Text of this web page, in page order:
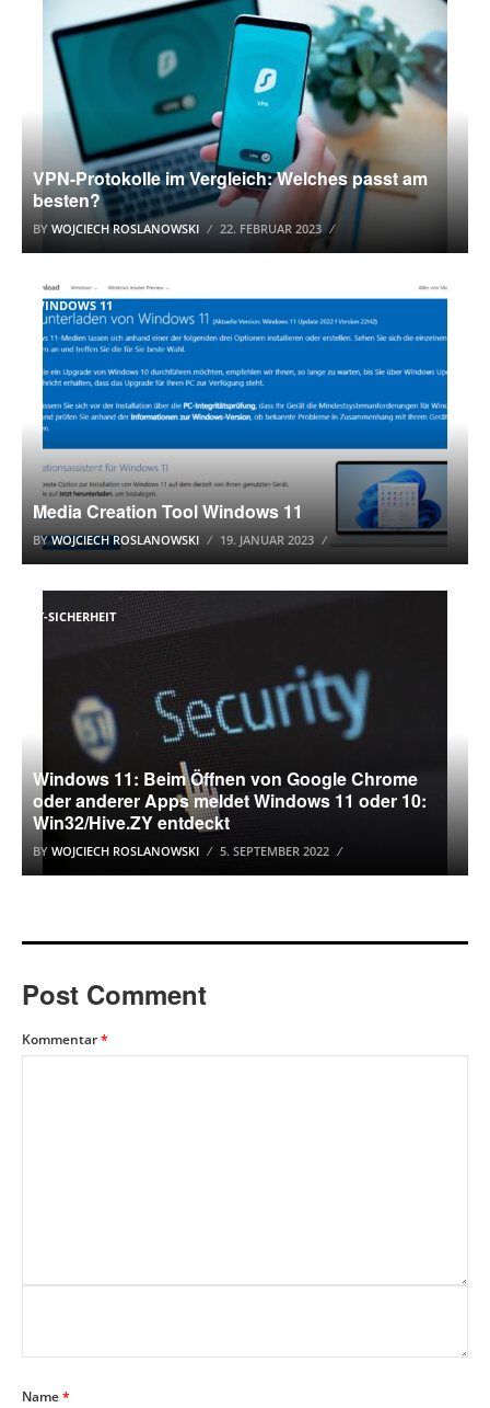
VPN-Protokolle im Vergleich: Welches passt am
besten?
BY WOJCIECH ROSLANOWSKI 22. FEBRUAR 2023
WINDOWS 11
Media Creation Tool Windows 11
BYWOJCIECH ROSLANOWSKI 19. JANUAR 2023
IT-SICHERHEIT
Windows 11: Beim Öffnen von Google Chrome
oder anderer Apps meldet Windows 11 oder 10:
Win32/Hive.ZY entdeckt
BY WOJCIECH ROSLANOWSKI 5. SEPTEMBER 2022
Post Comment
Kommentar*
Name*